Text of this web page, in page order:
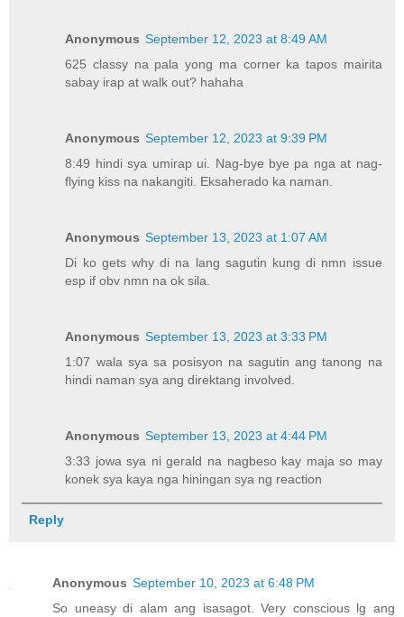
Anonymous September 12, 2023 at 8:49 AM
625 classy na pala yong ma corner ka tapos mairita
sabay irap at walk out? hahaha
Anonymous September 12, 2023 at 9:39 PM
8:49 hindi sya umirap ui. Nag-bye bye pa nga at nag-
flying kiss na nakangiti. Eksaherado ka naman.
Anonymous September 13, 2023 at 1:07 AM
Di ko gets why di na lang sagutin kung di nmn issue
esp if obv nmn na ok sila.
Anonymous September 13, 2023 at 3:33 PM
1:07 wala sya sa posisyon na sagutin ang tanong na
hindi naman sya ang direktang involved.
Anonymous September 13, 2023 at 4:44 PM
3:33 jowa sya ni gerald na nagbeso kay maja so may
konek sya kaya nga hiningan sya ng reaction
Reply
Anonymous September 10, 2023 at 6:48 PM
So uneasy di alam ang isasagot. Very conscious lg ang